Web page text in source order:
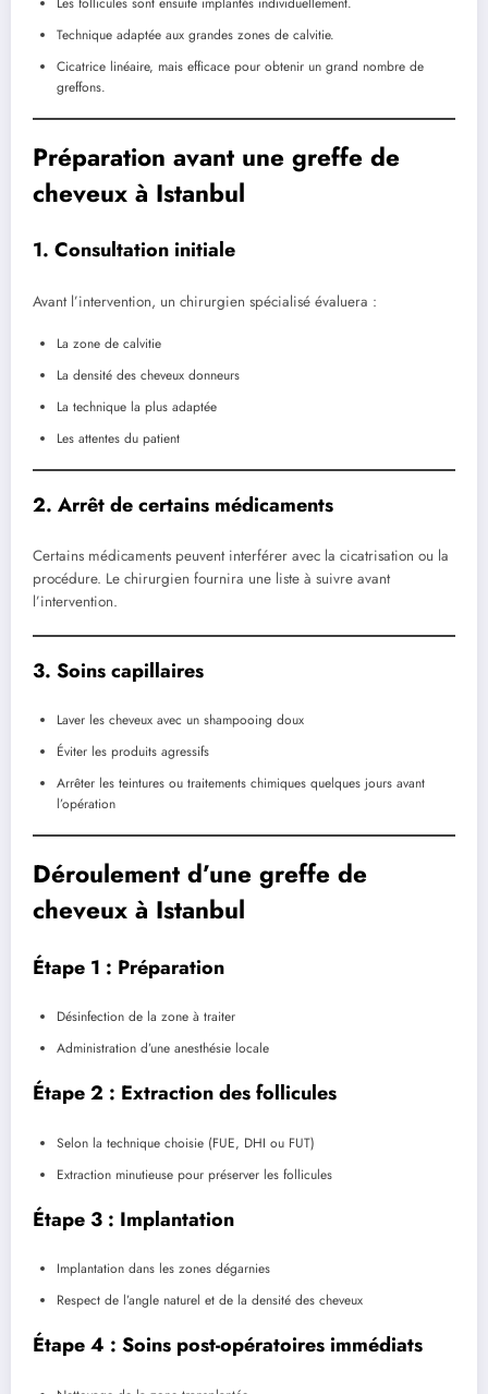
Technique adaptée aux grandes zones de calvitie.
Cicatrice linéaire, mais efficace pour obtenir un grand nombre de
greffons.
Préparation avant une greffe de
cheveux à Istanbul
1. Consultation initiale
Avant l’intervention, un chirurgien spécialisé évaluera :
La zone de calvitie
La densité des cheveux donneurs
La technique la plus adaptée
Les attentes du patient
2. Arrêt de certains médicaments
Certains médicaments peuvent interférer avec la cicatrisation ou la
procédure. Le chirurgien fournira une liste à suivre avant
l’intervention.
3. Soins capillaires
Laver les cheveux avec un shampooing doux
Éviter les produits agressifs
Arrêter les teintures ou traitements chimiques quelques jours avant
l’opération
Déroulement d’une greffe de
cheveux à Istanbul
Étape 1 : Préparation
Désinfection de la zone à traiter
Administration d’une anesthésie locale
Étape 2 : Extraction des follicules
Selon la technique choisie (FUE, DHI ou FUT)
Extraction minutieuse pour préserver les follicules
Étape 3 : Implantation
Implantation dans les zones dégarnies
Respect de l’angle naturel et de la densité des cheveux
Étape 4 : Soins post-opératoires immédiats